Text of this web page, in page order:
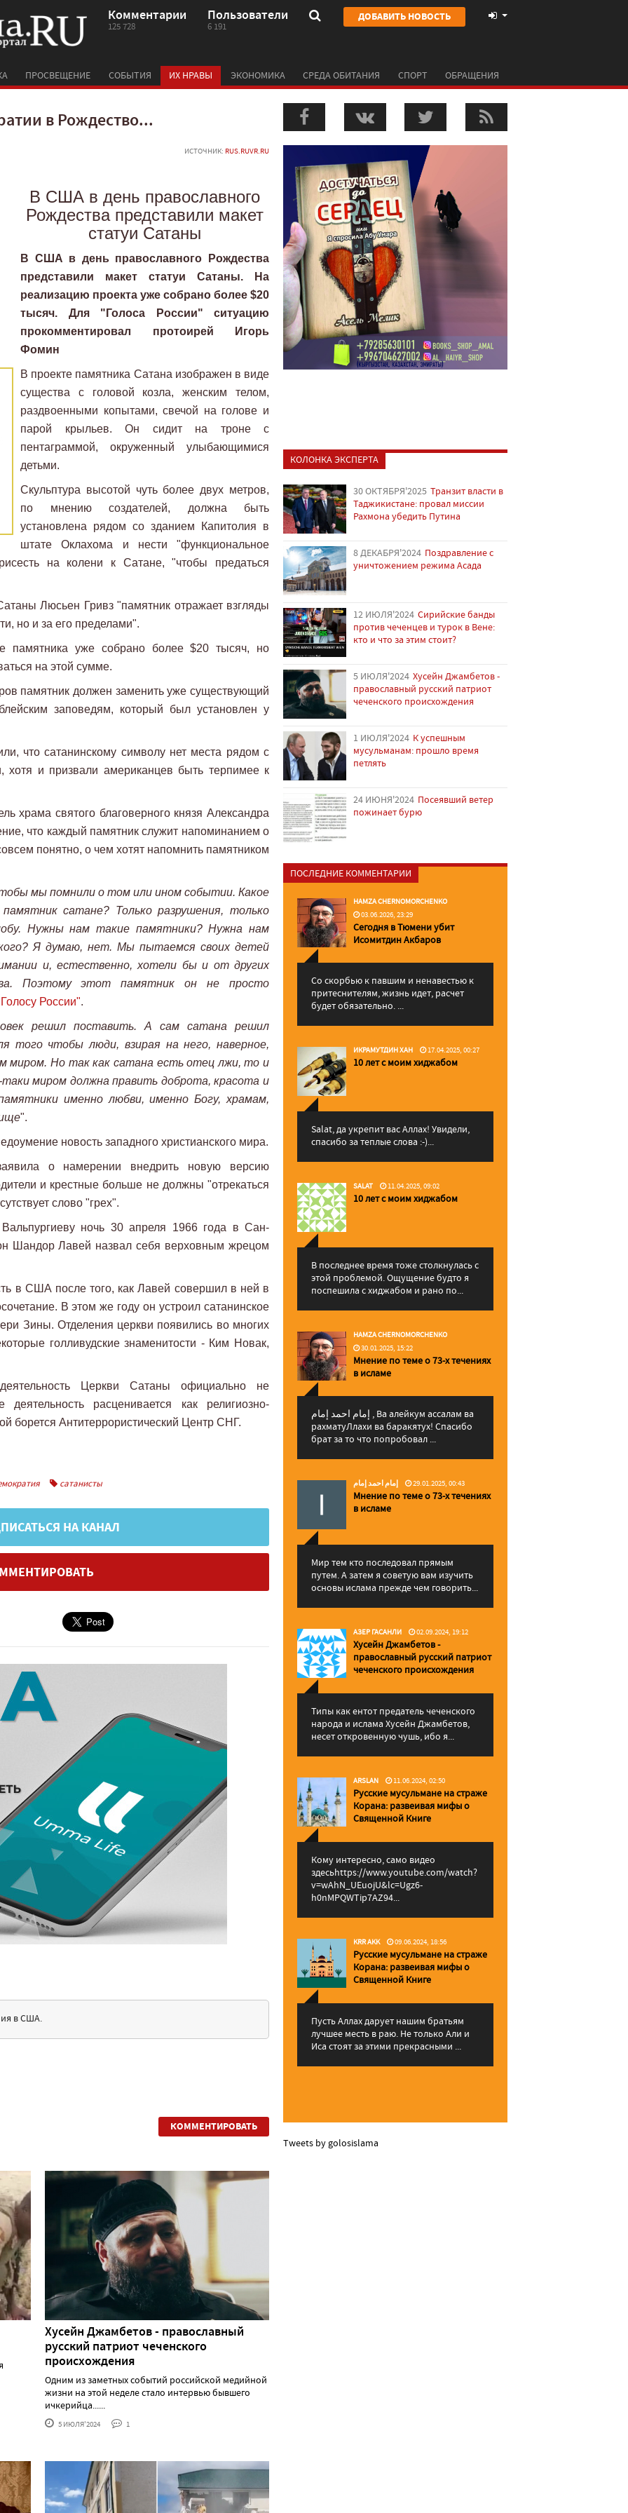
Комментарии
125 728
Пользователи
6 191
ДОБАВИТЬ НОВОСТЬ
ПРОСВЕЩЕНИЕ СОБЫТИЯ ИХ НРАВЫ ЭКОНОМИКА СРЕДА ОБИТАНИЯ СПОРТ ОБРАЩЕНИЯ
в Рождество...
ИСТОЧНИК: RUS.RUVR.RU
В США в день православного
Рождества представили макет
статуи Сатаны
В США в день православного Рождества
представили макет статуи Сатаны. На
реализацию проекта уже собрано более $20
тысяч. Для "Голоса России" ситуацию
прокомментировал протоирей Игорь
Фомин
В проекте памятника Сатана изображен в виде
существа с головой козла, женским телом,
раздвоенными копытами, свечой на голове и
парой крыльев. Он сидит на троне с
пентаграммой, окруженный улыбающимися
детьми.
Скульптура высотой чуть более двух метров,
по мнению создателей, должна быть
установлена рядом со зданием Капитолия в
штате Оклахома и нести "функциональное
на колени к Сатане, "чтобы предаться
Люсьен Гривз "памятник отражает взгляды
но и за его пределами".
памятника уже собрано более $20 тысяч, но
на этой сумме.
памятник должен заменить уже существующий
заповедям, который был установлен у
что сатанинскому символу нет места рядом с
хотя и призвали американцев быть терпимее к
храма святого благоверного князя Александра
что каждый памятник служит напоминанием о
понятно, о чем хотят напомнить памятником
мы помнили о том или ином событии. Какое
сатане? Только разрушения, только
Нужны нам такие памятники? Нужна нам
Я думаю, нет. Мы пытаемся своих детей
и, естественно, хотели бы и от других
Поэтому этот памятник он не просто
Голосу России".
решил поставить. А сам сатана решил
того чтобы люди, взирая на него, наверное,
миром. Но так как сатана есть отец лжи, то и
таки миром должна править доброта, красота и
именно любви, именно Богу, храмам,
".
новость западного христианского мира.
о намерении внедрить новую версию
и крестные больше не должны "отрекаться
слово "грех".
ночь 30 апреля 1966 года в Сан-
Шандор Лавей назвал себя верховным жрецом
в США после того, как Лавей совершил в ней в
В этом же году он устроил сатанинское
Зины. Отделения церкви появились во многих
голливудские знаменитости - Ким Новак,
Церкви Сатаны официально не
расценивается как религиозно-
борется Антитеррористический Центр СНГ.
сатанисты
НА КАНАЛ
в США.
КОММЕНТИРОВАТЬ
Хусейн Джамбетов - православный
русский патриот чеченского
происхождения
Одним из заметных событий российской медийной
жизни на этой неделе стало интервью бывшего
ичкерийца......
5 ИЮЛЯ'2024 1
КОЛОНКА ЭКСПЕРТА
30 ОКТЯБРЯ'2025 Транзит власти в
Таджикистане: провал миссии
Рахмона убедить Путина
8 ДЕКАБРЯ'2024 Поздравление с
уничтожением режима Асада
12 ИЮЛЯ'2024 Сирийские банды
против чеченцев и турок в Вене:
кто и что за этим стоит?
5 ИЮЛЯ'2024 Хусейн Джамбетов -
православный русский патриот
чеченского происхождения
1 ИЮЛЯ'2024 К успешным
мусульманам: прошло время
петлять
24 ИЮНЯ'2024 Посеявший ветер
пожинает бурю
ПОСЛЕДНИЕ КОММЕНТАРИИ
HAMZA CHERNOMORCHENKO
03.06.2026, 23:29
Сегодня в Тюмени убит
Исомитдин Акбаров
Со скорбью к павшим и ненавестью к
притеснителям, жизнь идет, расчет
будет обязательно. ...
ИКРАМУТДИН ХАН 17.04.2025, 00:27
10 лет с моим хиджабом
Salat, да укрепит вас Аллаx! Увидели,
спасибо за теплые слова :-)...
SALAT 11.04.2025, 09:02
10 лет с моим хиджабом
В последнее время тоже столкнулась с
этой проблемой. Ощущение будто я
поспешила с хиджабом и рано по...
HAMZA CHERNOMORCHENKO
30.01.2025, 15:22
Мнение по теме о 73-х течениях
в исламе
إمام احمد إمام , Ва алейкум ассалам ва
рахматуЛлахи ва баракятух! Спасибо
брат за то что попробовал ...
إمام احمد إمام 29.01.2025, 00:43
Мнение по теме о 73-х течениях
в исламе
Мир тем кто последовал прямым
путем. А затем я советую вам изучить
основы ислама прежде чем говорить...
АЗЕР ГАСАНЛИ 02.09.2024, 19:12
Хусейн Джамбетов -
православный русский патриот
чеченского происхождения
Типы как ентот предатель чеченского
народа и ислама Хусейн Джамбетов,
несет откровенную чушь, ибо я...
ARSLAN 11.06.2024, 02:50
Русские мусульмане на страже
Корана: pазвеивая мифы о
Священной Книге
Кому интересно, само видео
здесьhttps://www.youtube.com/watch?
v=wAhN_UEuojU&lc=Ugz6-
h0nMPQWTip7AZ94...
KRR AKK 09.06.2024, 18:56
Русские мусульмане на страже
Корана: pазвеивая мифы о
Священной Книге
Пусть Аллах дарует нашим братьям
лучшее месть в раю. Не только Али и
Иса стоят за этими прекрасными ...
Tweets by golosislama